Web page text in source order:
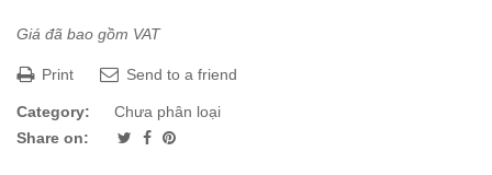
Giá đã bao gồm VAT
Print Send to a friend
Category:
Chưa phân loại
Share on: